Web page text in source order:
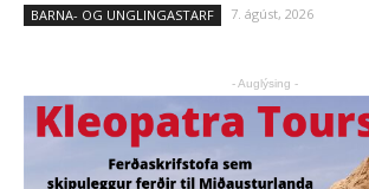
BARNA- OG UNGLINGASTARF 7. ágúst, 2026
- Auglýsing -